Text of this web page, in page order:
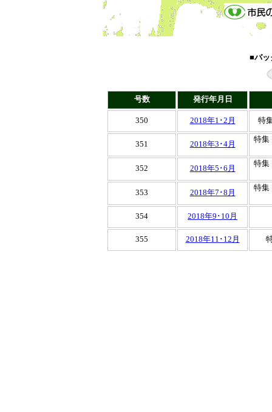
■バッ
号数 発行年月日
350 2018年1･2月 特
351 2018年3･4月
特
352 2018年5･6月
特
353 2018年7･8月
特
354 2018年9･10月
355 2018年11･12月